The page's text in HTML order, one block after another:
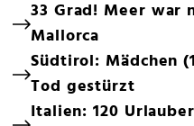
33 Grad! Meer war
Mallorca
Südtirol: Mädchen
Tod gestürzt
Italien: 120